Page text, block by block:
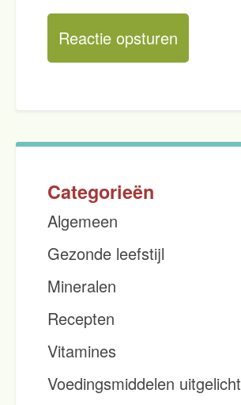
Categorieën
Algemeen
Gezonde leefstijl
Mineralen
Recepten
Vitamines
Voedingsmiddelen uitgelicht